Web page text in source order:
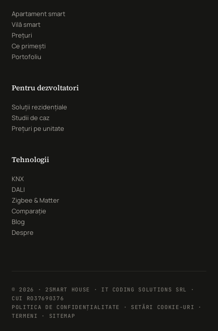
Apartament smart
Vilă smart
Prețuri
Ce primești
Portofoliu
Pentru dezvoltatori
Soluții rezidențiale
Studii de caz
Prețuri pe unitate
Tehnologii
KNX
DALI
Zigbee & Matter
Comparație
Blog
Despre
© 2026 · 2SMART HOUSE · IT CODING SOLUTIONS SRL ·
CUI RO37690376
POLITICA DE CONFIDENȚIALITATE
· SETĂRI COOKIE-URI ·
TERMENI · SITEMAP